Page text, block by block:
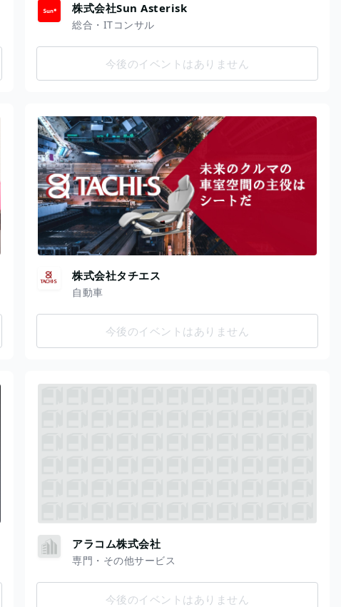
株式会社Sun Asterisk
総合・ITコンサル
今後のイベントはありません
株式会社タチエス
自動車
今後のイベントはありません
アラコム株式会社
専門・その他サービス
今後のイベントはありません